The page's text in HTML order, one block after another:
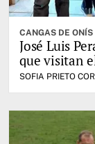
CANGAS DE ONÍS
José Luis
que visitan
SOFIA PRIETO